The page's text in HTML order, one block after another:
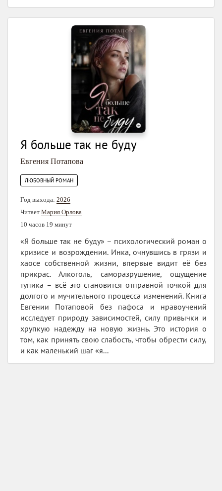
Я больше так не буду
Евгения Потапова
ЛЮБОВНЫЙ РОМАН
Год выхода: 2026
Читает Мария Орлова
10 часов 19 минут
«Я больше так не буду» – психологический роман о
кризисе и возрождении. Инка, очнувшись в грязи и
хаосе собственной жизни, впервые видит её без
прикрас. Алкоголь, саморазрушение, ощущение
тупика – всё это становится отправной точкой для
долгого и мучительного процесса изменений. Книга
Евгении Потаповой без пафоса и нравоучений
исследует природу зависимостей, силу привычки и
хрупкую надежду на новую жизнь. Это история о
том, как принять свою слабость, чтобы обрести силу,
и как маленький шаг «я...